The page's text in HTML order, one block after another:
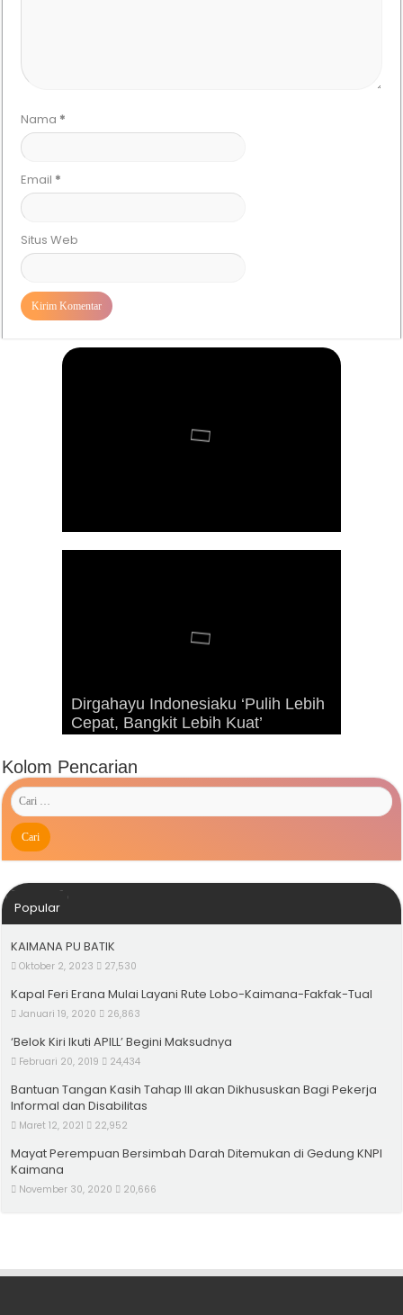
Nama *
Email *
Situs Web
Dirgahayu Indonesiaku ‘Pulih Lebih
Cepat, Bangkit Lebih Kuat’
Advetorial Hari Raya Idul Fitri 1443
Hijriah
Kunjungan Presiden RI Joko
Widodo ke Kaimana Tahun 2019
Kolom Pencarian
Popular
KAIMANA PU BATIK
Oktober 2, 2023 27,530
Kapal Feri Erana Mulai Layani Rute Lobo-Kaimana-Fakfak-Tual
Januari 19, 2020 26,863
‘Belok Kiri Ikuti APILL’ Begini Maksudnya
Februari 20, 2019 24,434
Bantuan Tangan Kasih Tahap III akan Dikhususkan Bagi Pekerja
Informal dan Disabilitas
Maret 12, 2021 22,952
Mayat Perempuan Bersimbah Darah Ditemukan di Gedung KNPI
Kaimana
November 30, 2020 20,666